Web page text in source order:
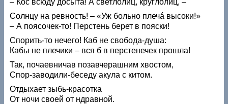
Солнцу на ревность! – «Уж больно плечá высоки!»
– А поясочек-то! Перстень берет в пояски!
Спорить-то нечего! Каб не свобода-душа:
Кабы не плечики – вся б в перстенечек прошла!
Так, почаевничав позавчерашним хвостом,
Спор-заводили-беседу акула с китом.
Отдыхает зыбь-красотка
От ночи своей от ндравной.